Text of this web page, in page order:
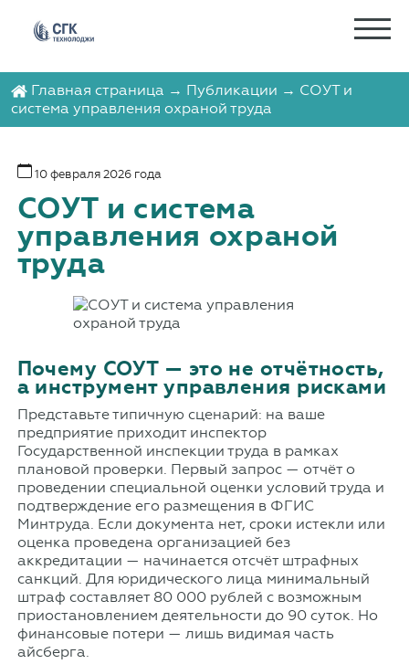
Главная страница → Публикации → СОУТ и
система управления охраной труда
10 февраля 2026 года
СОУТ и система
управления охраной
труда
Почему СОУТ — это не отчётность,
а инструмент управления рисками
Представьте типичную сценарий: на ваше
предприятие приходит инспектор
Государственной инспекции труда в рамках
плановой проверки. Первый запрос — отчёт о
проведении специальной оценки условий труда и
подтверждение его размещения в ФГИС
Минтруда. Если документа нет, сроки истекли или
оценка проведена организацией без
аккредитации — начинается отсчёт штрафных
санкций. Для юридического лица минимальный
штраф составляет 80 000 рублей с возможным
приостановлением деятельности до 90 суток. Но
финансовые потери — лишь видимая часть
айсберга.